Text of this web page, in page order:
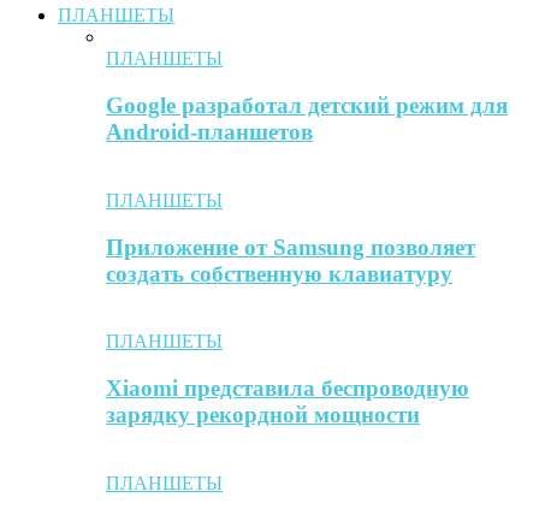
ПЛАНШЕТЫ
ПЛАНШЕТЫ
Google разработал детский режим для
Android-планшетов
ПЛАНШЕТЫ
Приложение от Samsung позволяет
создать собственную клавиатуру
ПЛАНШЕТЫ
Xiaomi представила беспроводную
зарядку рекордной мощности
ПЛАНШЕТЫ